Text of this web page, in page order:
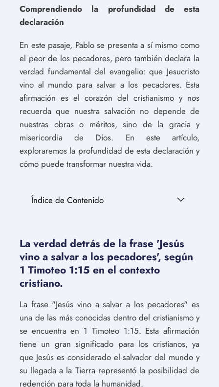
Comprendiendo la profundidad de esta
declaración
En este pasaje, Pablo se presenta a sí mismo como
el peor de los pecadores, pero también declara la
verdad fundamental del evangelio: que Jesucristo
vino al mundo para salvar a los pecadores. Esta
afirmación es el corazón del cristianismo y nos
recuerda que nuestra salvación no depende de
nuestras obras o méritos, sino de la gracia y
misericordia de Dios. En este artículo,
exploraremos la profundidad de esta declaración y
cómo puede transformar nuestra vida.
Índice de Contenido
La verdad detrás de la frase 'Jesús
vino a salvar a los pecadores', según
1 Timoteo 1:15 en el contexto
cristiano.
La frase "Jesús vino a salvar a los pecadores" es
una de las más conocidas dentro del cristianismo y
se encuentra en 1 Timoteo 1:15. Esta afirmación
tiene un gran significado para los cristianos, ya
que Jesús es considerado el salvador del mundo y
su llegada a la Tierra representó la posibilidad de
redención para toda la humanidad.